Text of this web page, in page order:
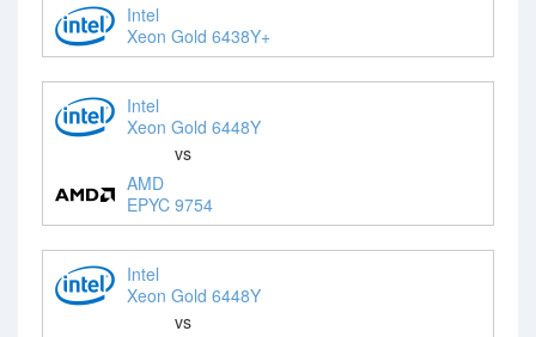
Intel
Xeon Gold 6438Y+
Intel
Xeon Gold 6448Y
vs
AMD
EPYC 9754
Intel
Xeon Gold 6448Y
vs